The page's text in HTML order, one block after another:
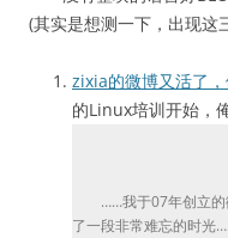
(其实是想测一下，出现这
zixia的微博又活了
的Linux培训开始，
……我于07年创立的微
了一段非常难忘的时光